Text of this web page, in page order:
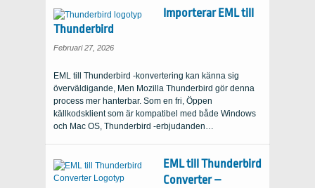
Importerar EML till
Thunderbird
Februari 27, 2026
EML till Thunderbird -konvertering kan känna sig
överväldigande, Men Mozilla Thunderbird gör denna
process mer hanterbar. Som en fri, Öppen
källkodsklient som är kompatibel med både Windows
och Mac OS, Thunderbird -erbjudanden…
EML till Thunderbird
Converter –